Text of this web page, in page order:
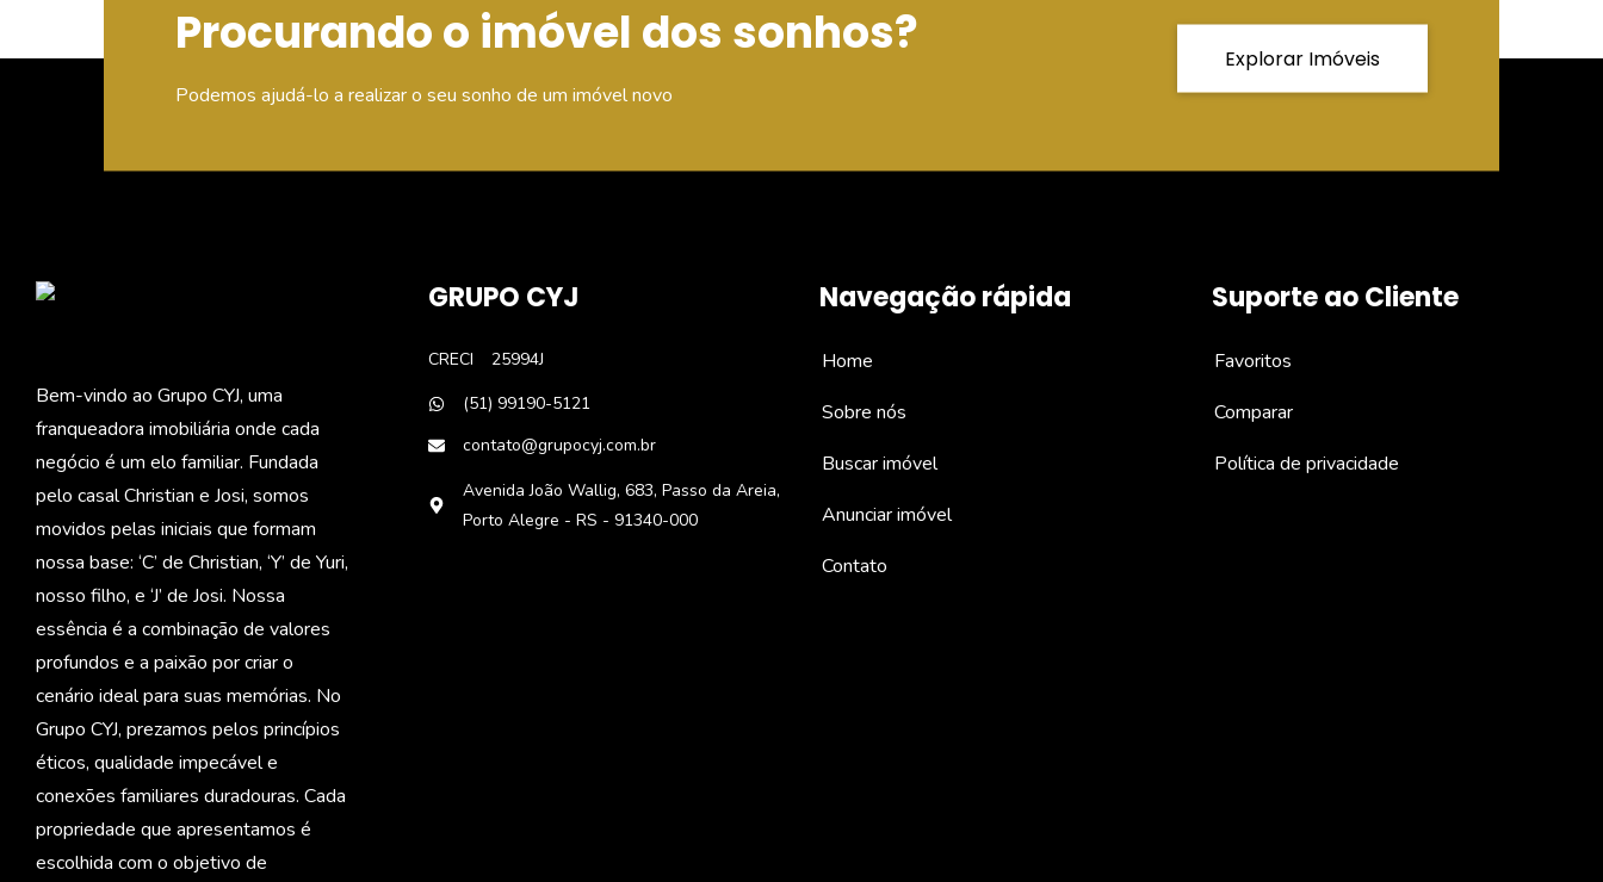
Procurando o imóvel dos sonhos?
Podemos ajudá-lo a realizar o seu sonho de um imóvel novo
Explorar Imóveis
Bem-vindo ao Grupo CYJ, uma
franqueadora imobiliária onde cada
negócio é um elo familiar. Fundada
pelo casal Christian e Josi, somos
movidos pelas iniciais que formam
nossa base: ‘C’ de Christian, ‘Y’ de Yuri,
nosso filho, e ‘J’ de Josi. Nossa
essência é a combinação de valores
profundos e a paixão por criar o
cenário ideal para suas memórias. No
Grupo CYJ, prezamos pelos princípios
éticos, qualidade impecável e
conexões familiares duradouras. Cada
propriedade que apresentamos é
escolhida com o objetivo de
GRUPO CYJ
CRECI
25994J
(51) 99190-5121
contato@grupocyj.com.br
Avenida João Wallig, 683, Passo da Areia,
Porto Alegre - RS - 91340-000
Navegação rápida
Home
Sobre nós
Buscar imóvel
Anunciar imóvel
Contato
Suporte ao Cliente
Favoritos
Comparar
Política de privacidade